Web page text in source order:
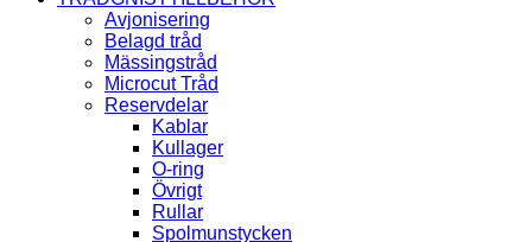
Avjonisering
Belagd tråd
Mässingstråd
Microcut Tråd
Reservdelar
Kablar
Kullager
O-ring
Övrigt
Rullar
Spolmunstycken